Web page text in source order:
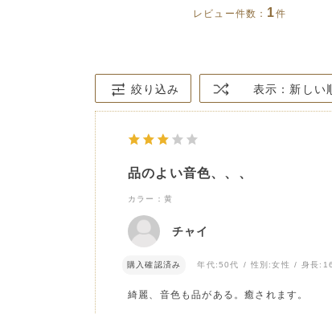
レビュー件数： 1件
絞り込み 表示：新しい
品のよい音色、、、
カラー：黄
チャイ
購入確認済み 年代:50代 性別:女性 身長:
綺麗、音色も品がある。癒されます。